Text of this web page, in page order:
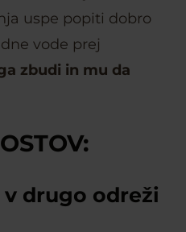
uspe popiti dobro
vode prej
zbudi in mu da
drugo odreži